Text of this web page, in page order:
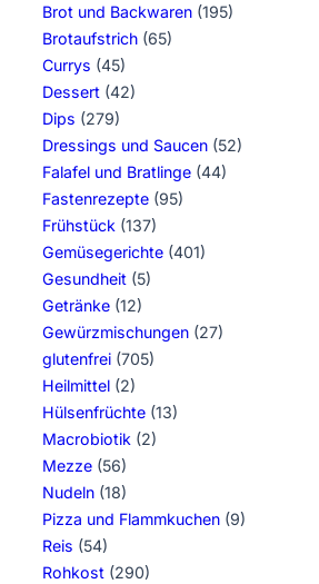
Brot und Backwaren (195)
Brotaufstrich (65)
Currys (45)
Dessert (42)
Dips (279)
Dressings und Saucen (52)
Falafel und Bratlinge (44)
Fastenrezepte (95)
Frühstück (137)
Gemüsegerichte (401)
Gesundheit (5)
Getränke (12)
Gewürzmischungen (27)
glutenfrei (705)
Heilmittel (2)
Hülsenfrüchte (13)
Macrobiotik (2)
Mezze (56)
Nudeln (18)
Pizza und Flammkuchen (9)
Reis (54)
Rohkost (290)